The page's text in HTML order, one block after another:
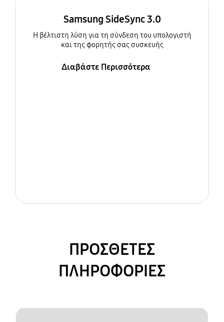
Samsung SideSync 3.0
Η βέλτιστη λύση για τη σύνδεση του υπολογιστή
και της φορητής σας συσκευής
Διαβάστε Περισσότερα
ΠΡΟΣΘΕΤΕΣ
ΠΛΗΡΟΦΟΡΙΕΣ